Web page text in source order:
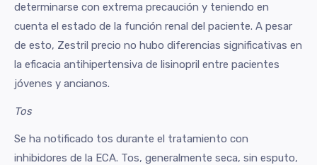
determinarse con extrema precaución y teniendo en
cuenta el estado de la función renal del paciente. A pesar
de esto, Zestril precio no hubo diferencias significativas en
la eficacia antihipertensiva de lisinopril entre pacientes
jóvenes y ancianos.
Tos
Se ha notificado tos durante el tratamiento con
inhibidores de la ECA. Tos, generalmente seca, sin esputo,